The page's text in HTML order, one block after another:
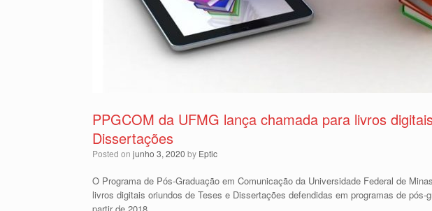
PPGCOM da UFMG lança chamada para livros
Dissertações
Posted on junho 3, 2020 by Eptic
O Programa de Pós-Graduação em Comunicação da Universidade Federal de
livros digitais oriundos de Teses e Dissertações defendidas em programas de